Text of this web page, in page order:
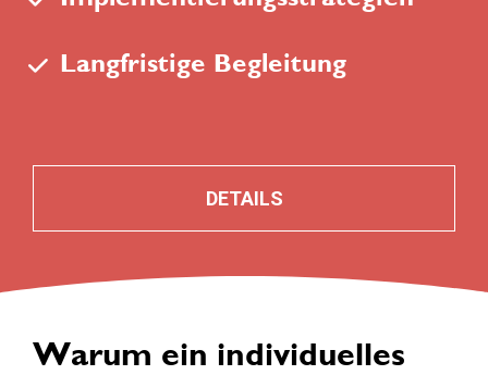
Langfristige Begleitung
DETAILS
Warum ein individuelles